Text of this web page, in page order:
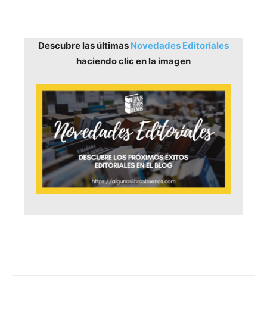
Descubre las últimas Novedades Editoriales
haciendo clic en la imagen